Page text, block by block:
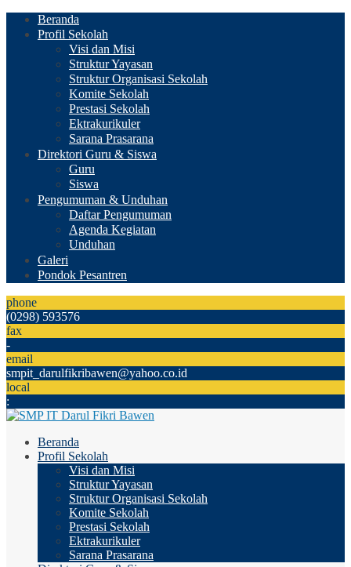
Beranda
Profil Sekolah
Visi dan Misi
Struktur Yayasan
Struktur Organisasi Sekolah
Komite Sekolah
Prestasi Sekolah
Ektrakurikuler
Sarana Prasarana
Direktori Guru & Siswa
Guru
Siswa
Pengumuman & Unduhan
Daftar Pengumuman
Agenda Kegiatan
Unduhan
Galeri
Pondok Pesantren
phone
(0298) 593576
fax
-
email
smpit_darulfikribawen@yahoo.co.id
local
:
Beranda
Profil Sekolah
Visi dan Misi
Struktur Yayasan
Struktur Organisasi Sekolah
Komite Sekolah
Prestasi Sekolah
Ektrakurikuler
Sarana Prasarana